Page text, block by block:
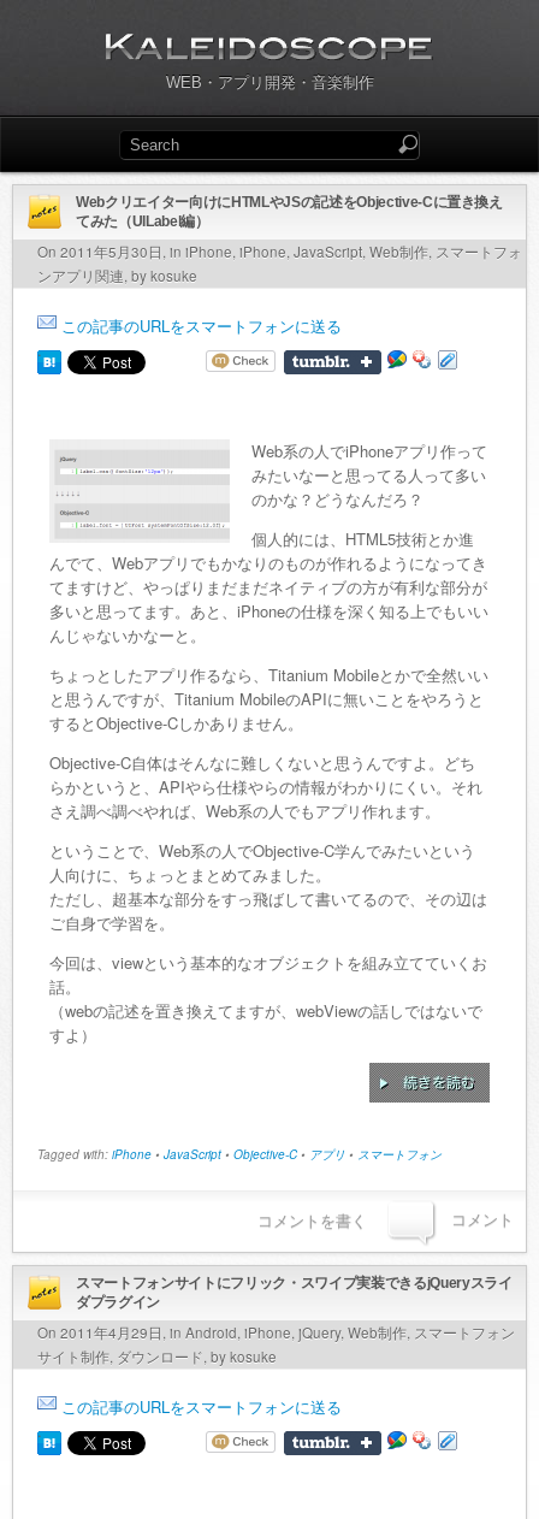
WEB・アプリ開発・音楽制作
Webクリエイター向けにHTMLやJSの記述をObjective-Cに置き換え
てみた（UILabel編）
On 2011年5月30日, in iPhone, iPhone, JavaScript, Web制作, スマートフォ
ンアプリ関連, by kosuke
この記事のURLをスマートフォンに送る
Web系の人でiPhoneアプリ作って
みたいなーと思ってる人って多い
のかな？どうなんだろ？
個人的には、HTML5技術とか進
んでて、Webアプリでもかなりのものが作れるようになってき
てますけど、やっぱりまだまだネイティブの方が有利な部分が
多いと思ってます。あと、iPhoneの仕様を深く知る上でもいい
んじゃないかなーと。
ちょっとしたアプリ作るなら、Titanium Mobileとかで全然いい
と思うんですが、Titanium MobileのAPIに無いことをやろうと
するとObjective-Cしかありません。
Objective-C自体はそんなに難しくないと思うんですよ。どち
らかというと、APIやら仕様やらの情報がわかりにくい。それ
さえ調べ調べやれば、Web系の人でもアプリ作れます。
ということで、Web系の人でObjective-C学んでみたいという
人向けに、ちょっとまとめてみました。
ただし、超基本な部分をすっ飛ばして書いてるので、その辺は
ご自身で学習を。
今回は、viewという基本的なオブジェクトを組み立てていくお
話。
（webの記述を置き換えてますが、webViewの話しではないで
すよ）
Tagged with: iPhone • JavaScript • Objective-C • アプリ • スマートフォン
コメント
コメントを書く
スマートフォンサイトにフリック・スワイプ実装できるjQueryスライ
ダプラグイン
On 2011年4月29日, in Android, iPhone, jQuery, Web制作, スマートフォン
サイト制作, ダウンロード, by kosuke
この記事のURLをスマートフォンに送る